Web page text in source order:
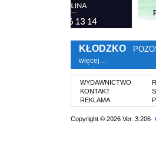
KŁODZKO
więcej…
WYDAWNICTWO
KONTAKT
REKLAMA
Copyright © 2026 Ver. 3.206·